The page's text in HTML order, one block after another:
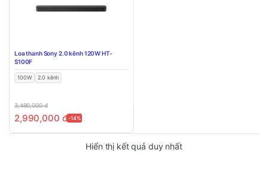
Loa thanh Sony 2.0 kênh 120W HT-
S100F
100W 2.0 kênh
3,490,000đ
2,990,000 đ-14%
Hiển thị kết quả duy nhất